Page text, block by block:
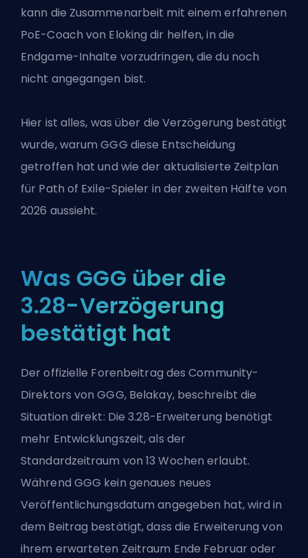
kann die Zusammenarbeit mit einemerfahrenen
PoE-Coach von Eloking dir helfen, in die
Endgame-Inhalte vorzudringen, die du noch
nicht angegangen bist.
Hier ist alles, was über die Verzögerung bestätigt
wurde, warum GGG diese Entscheidung
getroffen hat und wie der aktualisierte Zeitplan
für Path of Exile-Spieler in der zweiten Hälfte von
2026 aussieht.
Was GGG über die
3.28-Verzögerung
bestätigt hat
Der offizielle Forenbeitrag des Community-
Direktors von GGG, Belakay, beschreibt die
Situation direkt: Die 3.28-Erweiterung benötigt
mehr Entwicklungszeit, als der
Standardzeitraum von 13 Wochen erlaubt.
Während GGG kein genaues neues
Veröffentlichungsdatum angegeben hat, wird in
dem Beitrag bestätigt, dass die Erweiterung von
ihrem erwarteten Zeitraum Ende Februar oder